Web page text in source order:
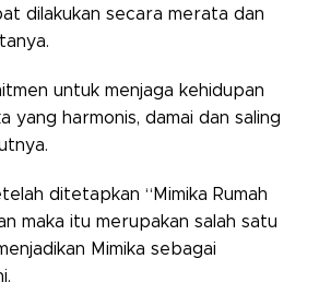
dilakukan secara merata dan
untuk menjaga kehidupan
yang harmonis, damai dan saling
ditetapkan “Mimika Rumah
maka itu merupakan salah satu
Mimika sebagai